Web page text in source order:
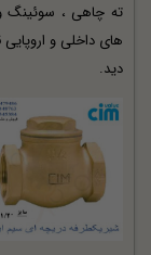
های داخلی و
دید.